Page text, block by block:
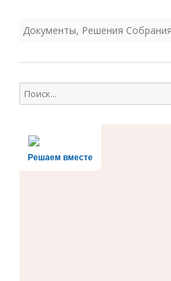
Документы, Решения
Поиск
для:
Решаем вместе